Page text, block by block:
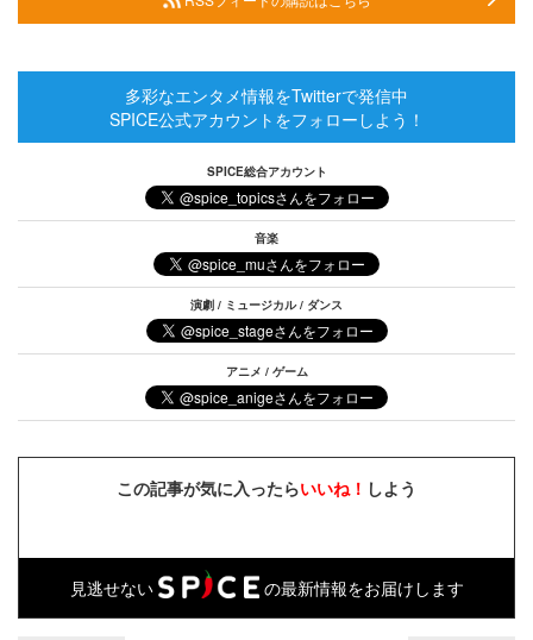
多彩なエンタメ情報をTwitterで発信中
SPICE公式アカウントをフォローしよう！
SPICE総合アカウント
音楽
演劇 / ミュージカル / ダンス
アニメ / ゲーム
この記事が気に入ったらいいね！ しよう
見逃せない の最新情報をお届けします